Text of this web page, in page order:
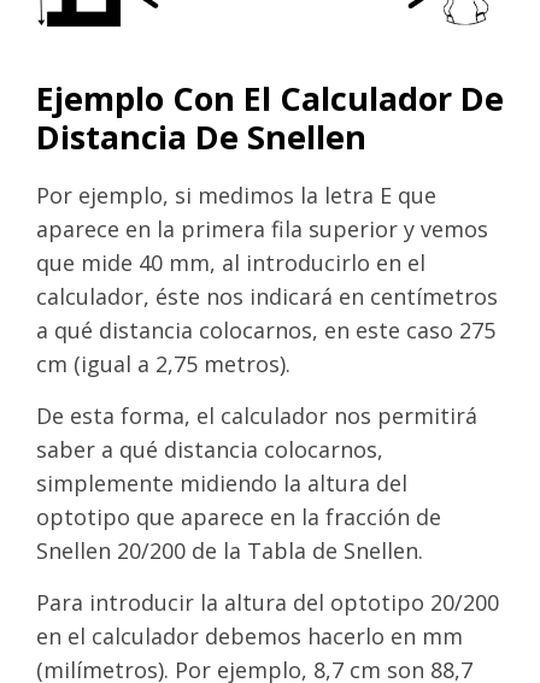
Ejemplo Con El Calculador De
Distancia De Snellen
Por ejemplo, si medimos la letra E que
aparece en la primera fila superior y vemos
que mide 40 mm, al introducirlo en el
calculador, éste nos indicará en centímetros
a qué distancia colocarnos, en este caso 275
cm (igual a 2,75 metros).
De esta forma, el calculador nos permitirá
saber a qué distancia colocarnos,
simplemente midiendo la altura del
optotipo que aparece en la fracción de
Snellen 20/200 de la Tabla de Snellen.
Para introducir la altura del optotipo 20/200
en el calculador debemos hacerlo en mm
(milímetros). Por ejemplo, 8,7 cm son 88,7